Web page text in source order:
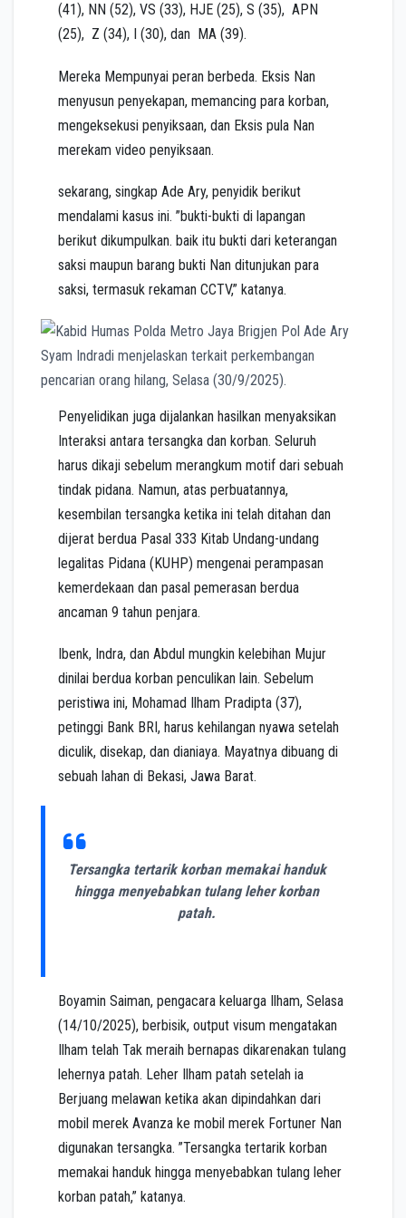
(41), NN (52), VS (33), HJE (25), S (35), APN
(25), Z (34), I (30), dan MA (39).
Mereka Mempunyai peran berbeda. Eksis Nan
menyusun penyekapan, memancing para korban,
mengeksekusi penyiksaan, dan Eksis pula Nan
merekam video penyiksaan.
sekarang, singkap Ade Ary, penyidik berikut
mendalami kasus ini. ”bukti-bukti di lapangan
berikut dikumpulkan. baik itu bukti dari keterangan
saksi maupun barang bukti Nan ditunjukan para
saksi, termasuk rekaman CCTV,” katanya.
Penyelidikan juga dijalankan hasilkan menyaksikan
Interaksi antara tersangka dan korban. Seluruh
harus dikaji sebelum merangkum motif dari sebuah
tindak pidana. Namun, atas perbuatannya,
kesembilan tersangka ketika ini telah ditahan dan
dijerat berdua Pasal 333 Kitab Undang-undang
legalitas Pidana (KUHP) mengenai perampasan
kemerdekaan dan pasal pemerasan berdua
ancaman 9 tahun penjara.
Ibenk, Indra, dan Abdul mungkin kelebihan Mujur
dinilai berdua korban penculikan lain. Sebelum
peristiwa ini, Mohamad Ilham Pradipta (37),
petinggi Bank BRI, harus kehilangan nyawa setelah
diculik, disekap, dan dianiaya. Mayatnya dibuang di
sebuah lahan di Bekasi, Jawa Barat.
Tersangka tertarik korban memakai handuk
hingga menyebabkan tulang leher korban
patah.
Boyamin Saiman, pengacara keluarga Ilham, Selasa
(14/10/2025), berbisik, output visum mengatakan
Ilham telah Tak meraih bernapas dikarenakan tulang
lehernya patah. Leher Ilham patah setelah ia
Berjuang melawan ketika akan dipindahkan dari
mobil merek Avanza ke mobil merek Fortuner Nan
digunakan tersangka. ”Tersangka tertarik korban
memakai handuk hingga menyebabkan tulang leher
korban patah,” katanya.